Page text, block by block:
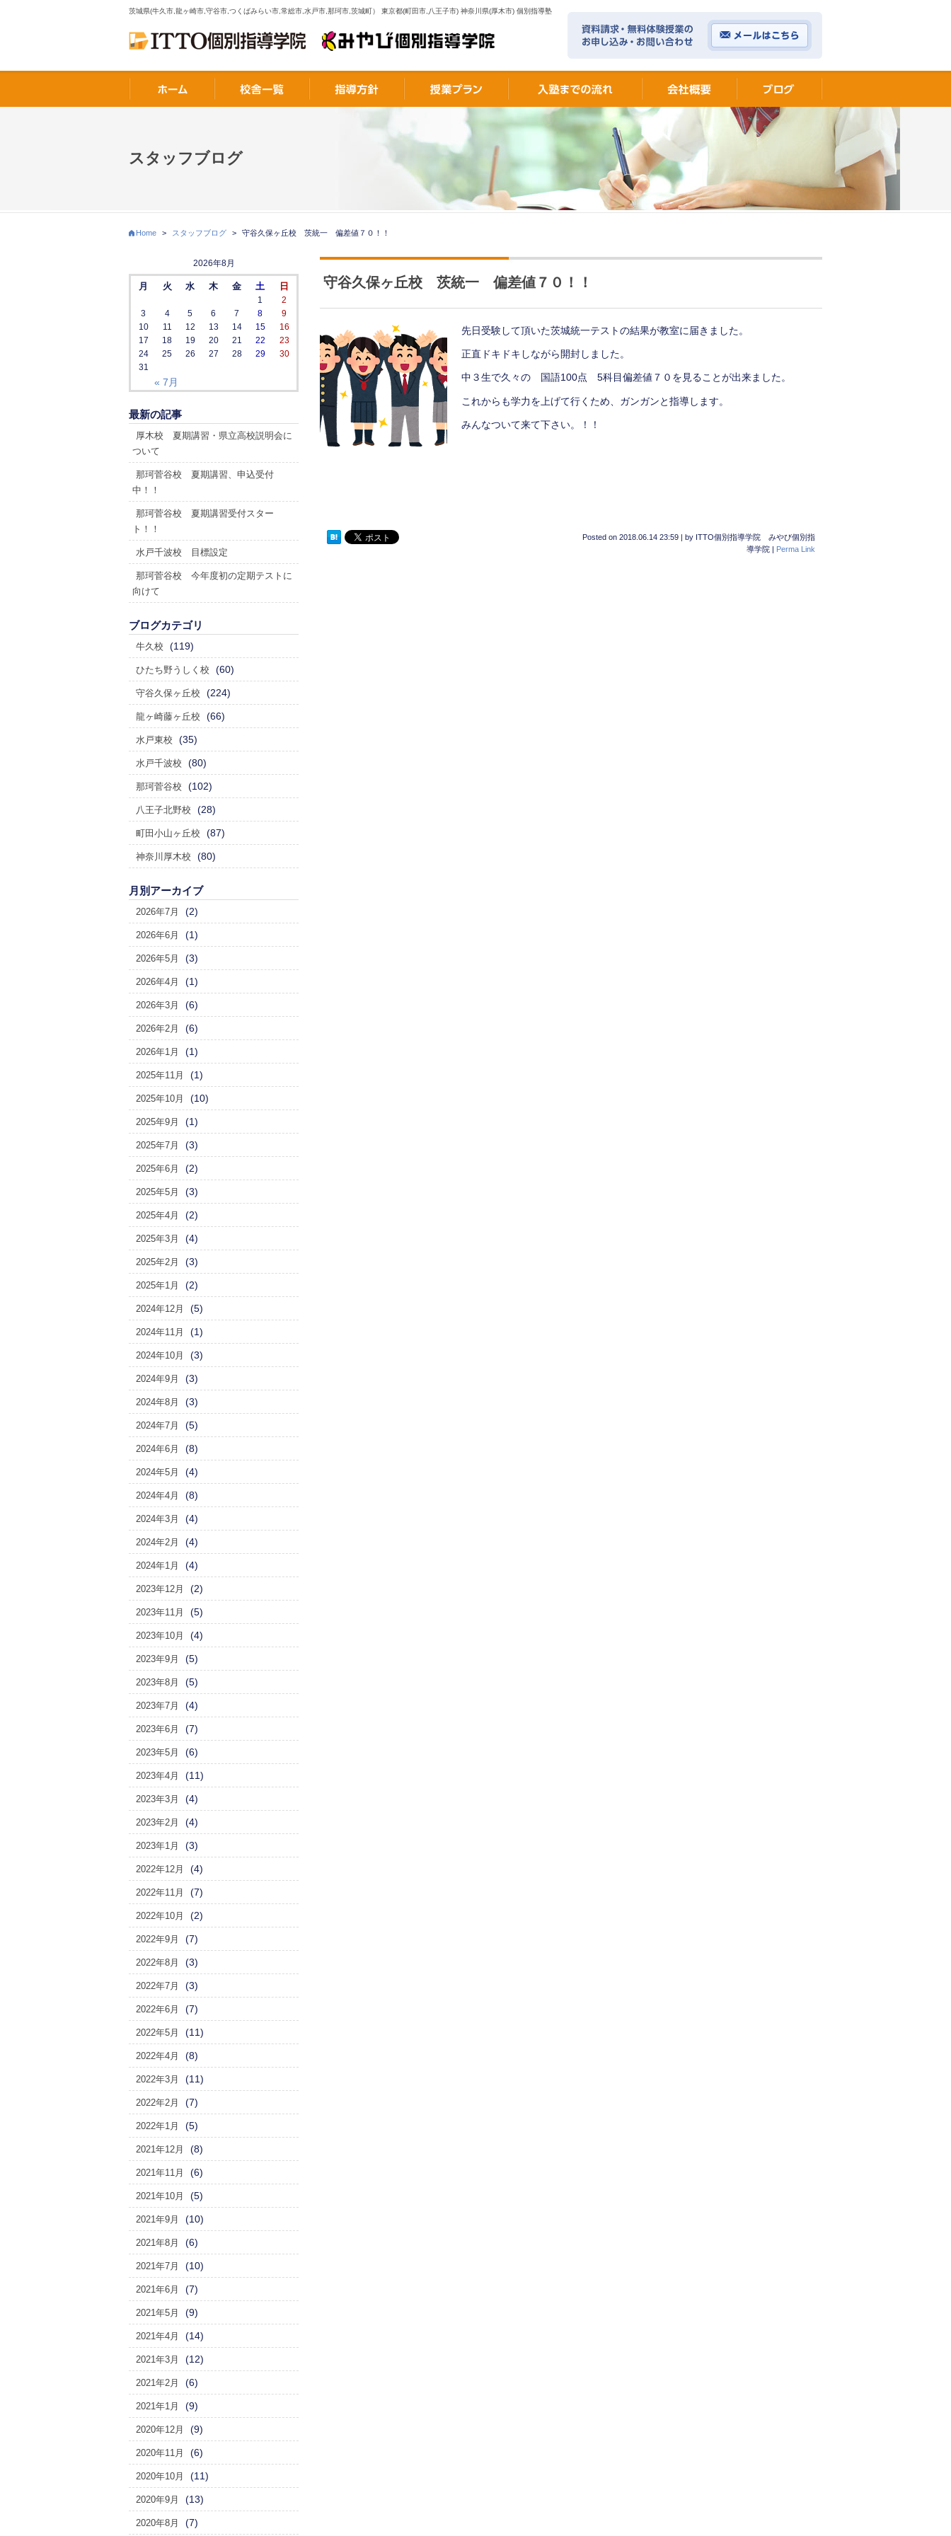
茨城県(牛久市,龍ヶ崎市,守谷市,つくばみらい市,常総市,水戸市,那珂市,茨城町） 東京都(町田市,八王子市) 神奈川県(厚木市) 個別指導塾
スタッフブログ
Home > スタッフブログ > 守谷久保ヶ丘校 茨統一 偏差値７０！！
守谷久保ヶ丘校 茨統一 偏差値７０！！
先日受験して頂いた茨城統一テストの結果が教室に届きました。
正直ドキドキしながら開封しました。
中３生で久々の 国語100点 5科目偏差値７０を見ることが出来ました。
これからも学力を上げて行くため、ガンガンと指導します。
みんなついて来て下さい。！！
Posted on 2018.06.14 23:59 | by ITTO個別指導学院 みやび個別指
導学院 | Perma Link
2026年8月
月 火 水 木 金 土 日
« 7月
1
2
3
4 5 6 7 8
9
10
11 12 13 14 15
16
17
18 19 20 21 22
23
24
25 26 27 28 29
30
31
最新の記事
厚木校 夏期講習・県立高校説明会に
ついて
那珂菅谷校 夏期講習、申込受付
中！！
那珂菅谷校 夏期講習受付スター
ト！！
水戸千波校 目標設定
那珂菅谷校 今年度初の定期テストに
向けて
ブログカテゴリ
牛久校 (119)
ひたち野うしく校 (60)
守谷久保ヶ丘校 (224)
龍ヶ崎藤ヶ丘校 (66)
水戸東校 (35)
水戸千波校 (80)
那珂菅谷校 (102)
八王子北野校 (28)
町田小山ヶ丘校 (87)
神奈川厚木校 (80)
月別アーカイブ
2026年7月 (2)
2026年6月 (1)
2026年5月 (3)
2026年4月 (1)
2026年3月 (6)
2026年2月 (6)
2026年1月 (1)
2025年11月 (1)
2025年10月 (10)
2025年9月 (1)
2025年7月 (3)
2025年6月 (2)
2025年5月 (3)
2025年4月 (2)
2025年3月 (4)
2025年2月 (3)
2025年1月 (2)
2024年12月 (5)
2024年11月 (1)
2024年10月 (3)
2024年9月 (3)
2024年8月 (3)
2024年7月 (5)
2024年6月 (8)
2024年5月 (4)
2024年4月 (8)
2024年3月 (4)
2024年2月 (4)
2024年1月 (4)
2023年12月 (2)
2023年11月 (5)
2023年10月 (4)
2023年9月 (5)
2023年8月 (5)
2023年7月 (4)
2023年6月 (7)
2023年5月 (6)
2023年4月 (11)
2023年3月 (4)
2023年2月 (4)
2023年1月 (3)
2022年12月 (4)
2022年11月 (7)
2022年10月 (2)
2022年9月 (7)
2022年8月 (3)
2022年7月 (3)
2022年6月 (7)
2022年5月 (11)
2022年4月 (8)
2022年3月 (11)
2022年2月 (7)
2022年1月 (5)
2021年12月 (8)
2021年11月 (6)
2021年10月 (5)
2021年9月 (10)
2021年8月 (6)
2021年7月 (10)
2021年6月 (7)
2021年5月 (9)
2021年4月 (14)
2021年3月 (12)
2021年2月 (6)
2021年1月 (9)
2020年12月 (9)
2020年11月 (6)
2020年10月 (11)
2020年9月 (13)
2020年8月 (7)